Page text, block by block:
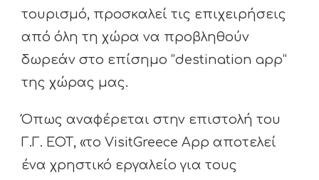
τουρισμό, προσκαλεί τις επιχειρήσεις
από όλη τη χώρα να προβληθούν
δωρεάν στο επίσημο ‘’destination app”
της χώρας μας.
Όπως αναφέρεται στην επιστολή του
Γ.Γ. ΕΟΤ, «το VisitGreece App αποτελεί
ένα χρηστικό εργαλείο για τους